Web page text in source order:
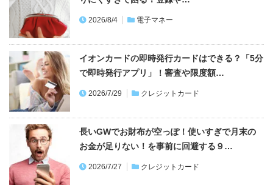
2026/8/4 電子マネー
イオンカードの即時発行カードはできる？「5分
で即時発行アプリ」！審査や限度額…
2026/7/29 クレジットカード
長いGWでお財布が空っぽ！使いすぎで月末の
お金が足りない！を事前に回避する９…
2026/7/27 クレジットカード